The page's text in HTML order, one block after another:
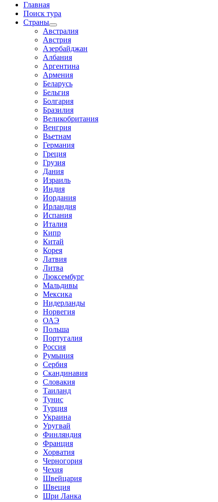
Главная
Поиск тура
Страны
Австралия
Австрия
Азербайджан
Албания
Аргентина
Армения
Беларусь
Бельгия
Болгария
Бразилия
Великобритания
Венгрия
Вьетнам
Германия
Греция
Грузия
Дания
Израиль
Индия
Иордания
Ирландия
Испания
Италия
Кипр
Китай
Корея
Латвия
Литва
Люксембург
Мальдивы
Мексика
Нидерланды
Норвегия
ОАЭ
Польша
Португалия
Россия
Румыния
Сербия
Скандинавия
Словакия
Таиланд
Тунис
Турция
Украина
Уругвай
Финляндия
Франция
Хорватия
Черногория
Чехия
Швейцария
Швеция
Шри Ланка